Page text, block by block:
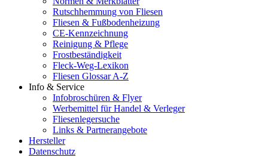
Rutschhemmung von Fliesen
Fliesen & Fußbodenheizung
CE-Kennzeichnung
Reinigung & Pflege
Frostbeständigkeit
Fleck-Weg-Lexikon
Fliesen Glossar A-Z
Info & Service
Infobroschüren & Flyer
Werbemittel für Handel & Verleger
Fliesenlegersuche
Links & Partnerangebote
Hersteller
Datenschutz